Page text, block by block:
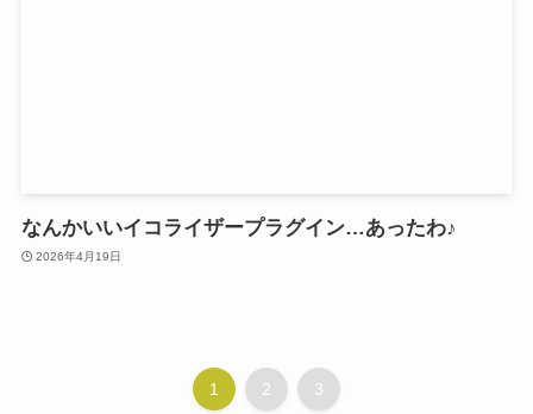
なんかいいイコライザープラグイン…あったわ♪
2026年4月19日
1 2 3